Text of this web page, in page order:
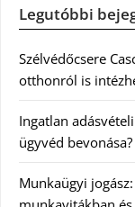
Legutóbbi
Szélvédőcsere
otthonról is
Ingatlan
ügyvéd bevonása?
Munkaügyi